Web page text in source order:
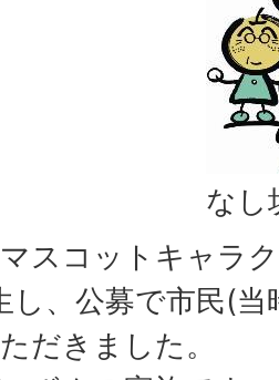
なし
スコットキャラ
し、公募で市民(
だきました。